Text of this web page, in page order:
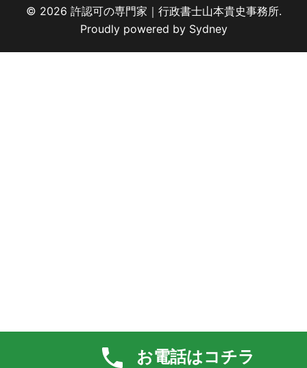
© 2026 許認可の専門家｜行政書士山本貴史事務所.
Proudly powered by Sydney
お電話はコチラ